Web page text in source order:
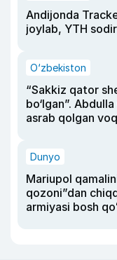
Andijonda
joylab, YTH
O‘zbekiston
“Sakkiz qator
bo‘lgan”.
asrab qolgan
Dunyo
Mariupol
qozoni”dan
armiyasi bosh